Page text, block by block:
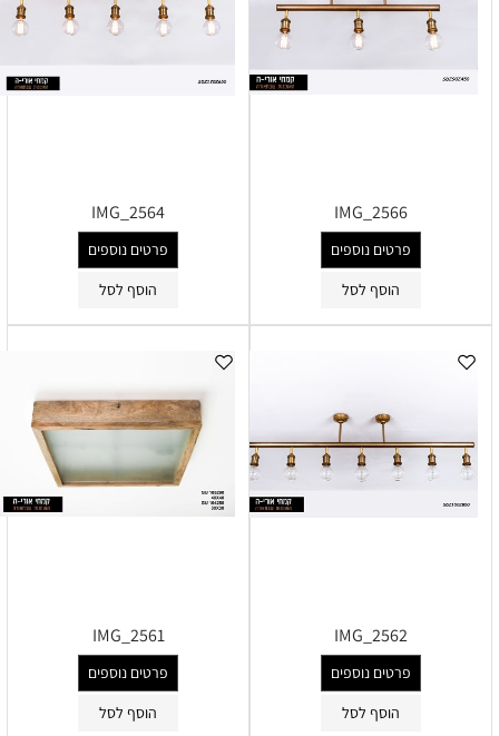
IMG_2566
פרטים נוספים
הוסף לסל
IMG_2564
פרטים נוספים
הוסף לסל
IMG_2562
פרטים נוספים
הוסף לסל
IMG_2561
פרטים נוספים
הוסף לסל